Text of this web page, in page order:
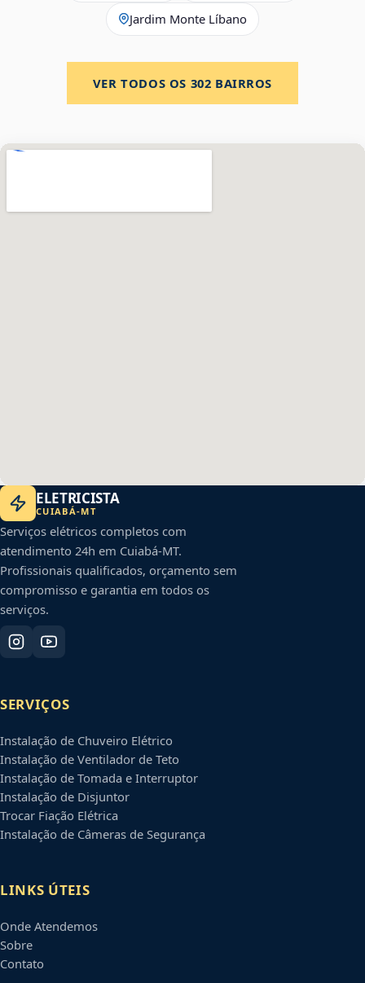
Jardim Monte Líbano
VER TODOS OS 302 BAIRROS
ELETRICISTA
CUIABÁ-MT
Serviços elétricos completos com
atendimento 24h em Cuiabá-MT.
Profissionais qualificados, orçamento sem
compromisso e garantia em todos os
serviços.
SERVIÇOS
Instalação de Chuveiro Elétrico
Instalação de Ventilador de Teto
Instalação de Tomada e Interruptor
Instalação de Disjuntor
Trocar Fiação Elétrica
Instalação de Câmeras de Segurança
LINKS ÚTEIS
Onde Atendemos
Sobre
Contato